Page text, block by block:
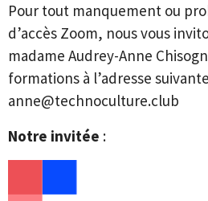
Pour tout manquement ou
d’accès Zoom, nous vous
madame Audrey-Anne
formations à l’adresse
anne@technoculture.club
Notre invitée :